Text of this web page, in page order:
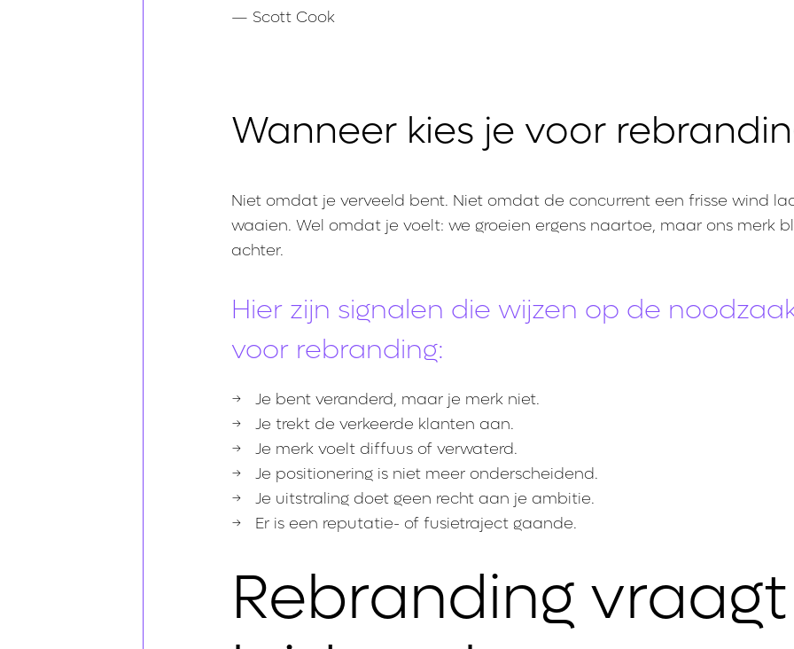
— Scott Cook
Wanneer kies je voor
Niet omdat je verveeld bent. Niet omdat de concurrent een frisse wind
waaien. Wel omdat je voelt: we groeien ergens naartoe, maar ons merk
achter.
Hier zijn signalen die wijzen op de
voor rebranding:
→ Je bent veranderd, maar je merk niet.
→ Je trekt de verkeerde klanten aan.
→ Je merk voelt diffuus of verwaterd.
→ Je positionering is niet meer onderscheidend.
→ Je uitstraling doet geen recht aan je ambitie.
→ Er is een reputatie- of fusietraject gaande.
Rebranding vraagt